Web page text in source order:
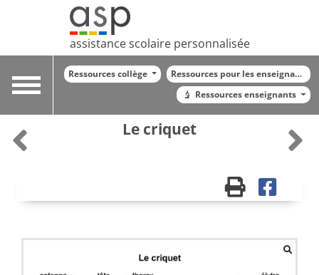
assistance scolaire personnalisée
Toggle
Ressources collège
Ressources pour les enseignants
Ressources enseignants
Le criquet